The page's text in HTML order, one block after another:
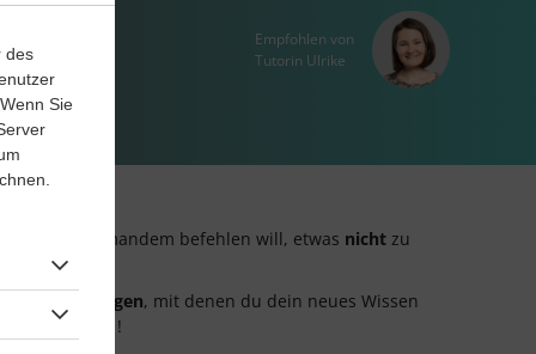
Empfohlen von
Tutorin Ulrike
man jemandem befehlen will, etwas nicht zu
Übungen, mit denen du dein neues Wissen
Satzarten
!
des
Sie